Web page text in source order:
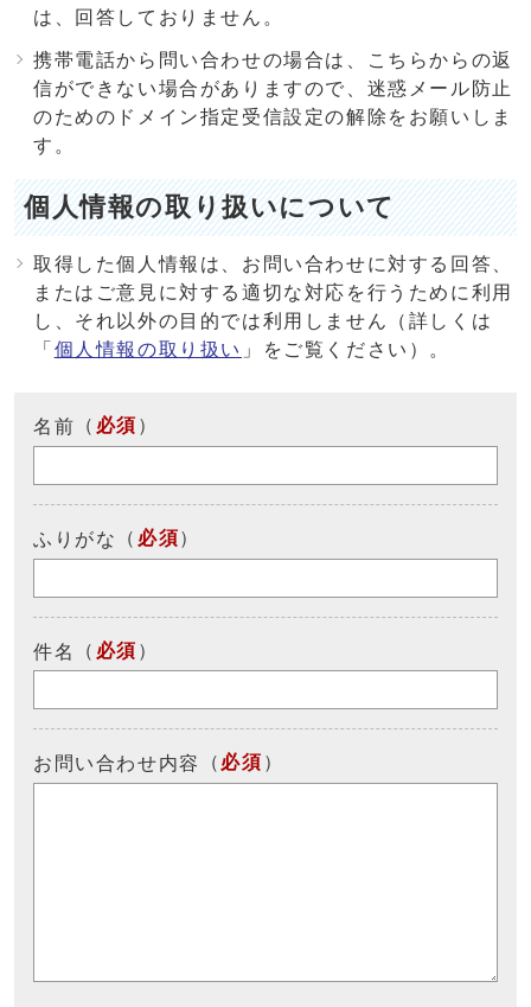
は、回答しておりません。
携帯電話から問い合わせの場合は、こちらからの返
信ができない場合がありますので、迷惑メール防止
のためのドメイン指定受信設定の解除をお願いしま
す。
個人情報の取り扱いについて
取得した個人情報は、お問い合わせに対する回答、
またはご意見に対する適切な対応を行うために利用
し、それ以外の目的では利用しません（詳しくは
「 個人情報の取り扱い 」をご覧ください）。
名前 （ 必須 ）
ふりがな （ 必須）
件名 （ 必須 ）
お問い合わせ内容 （ 必須 ）